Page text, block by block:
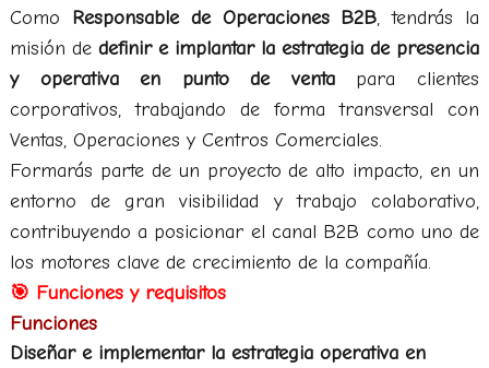
Como
Responsable de Operaciones B2B, tendrás la
misión de definir e implantar la estrategia de presencia
y operativa en punto de venta
para clientes
corporativos, trabajando de forma transversal con
Ventas, Operaciones y Centros Comerciales.
Formarás parte de un proyecto de alto impacto, en un
entorno de gran visibilidad y trabajo colaborativo,
contribuyendo a posicionar el canal B2B como uno de
los motores clave de crecimiento de la compañía.
🎯 Funciones y requisitos
Funciones
Diseñar e implementar la estrategia operativa en